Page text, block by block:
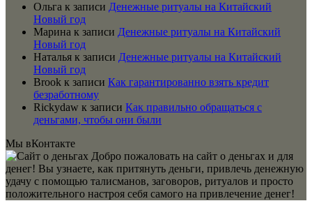
Ольга к записи Денежные ритуалы на Китайский
Новый год
Марина к записи Денежные ритуалы на Китайский
Новый год
Наталья к записи Денежные ритуалы на Китайский
Новый год
Brook к записи Как гарантированно взять кредит
безработному
Rickydaw к записи Как правильно обращаться с
деньгами, чтобы они были
Мы вКонтакте
Добро пожаловать на сайт о деньгах и для
денег! Вы узнаете, как притянуть деньги, привлечь денежную
удачу с помощью талисманов, заговоров, ритуалов и просто
положительного настроя себя самого на привлечение денег!